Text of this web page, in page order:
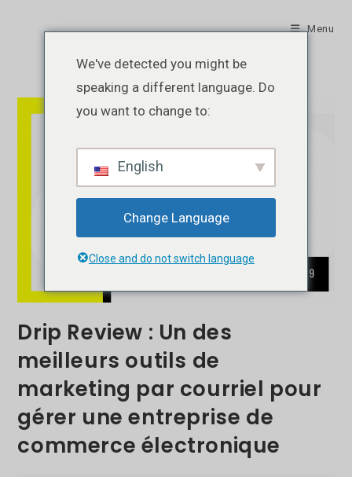
Menu
Drip Review : Un des
meilleurs outils de
marketing par courriel pour
gérer une entreprise de
commerce électronique
We've detected you might be
speaking a different language. Do
you want to change to:
English
Change Language
Close and do not switch language